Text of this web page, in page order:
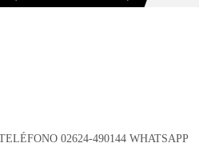
02624-490144 WHATSAPP